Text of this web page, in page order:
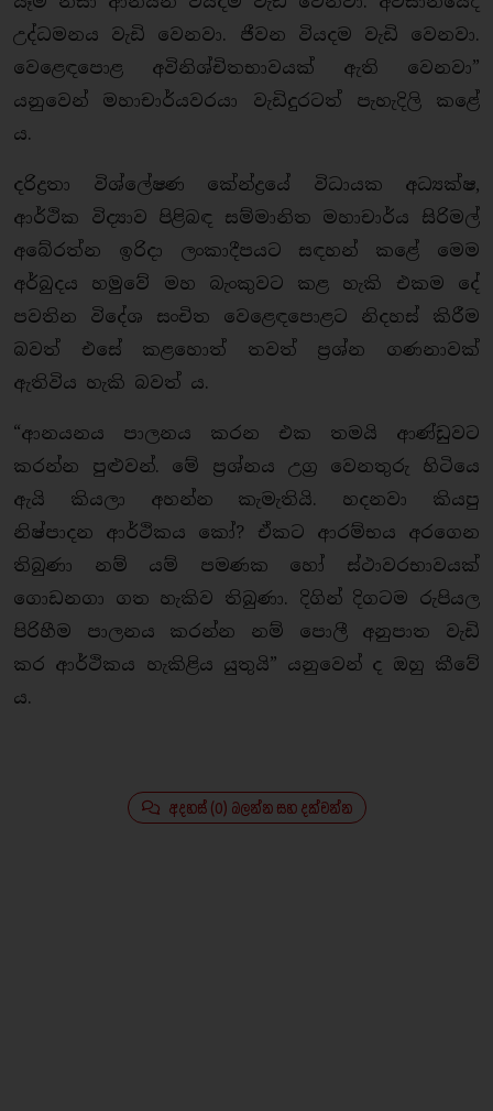
උද්ධමනය වැඩි වෙනවා. ජීවන වියදම වැඩි වෙනවා.
වෙළෙඳපොළ අවිනිශ්චිතභාවයක් ඇති වෙනවා”
යනුවෙන් මහාචාර්යවරයා වැඩිදුරටත් පැහැදිලි කළේ
ය.
දරිද්‍රතා විශ්ලේෂණ කේන්ද්‍රයේ විධායක අධ්‍යක්ෂ,
ආර්ථික විද්‍යාව පිළිබඳ සම්මානිත මහාචාර්ය සිරිමල්
අබේරත්න ඉරිදා ලංකාදීපයට සඳහන් කළේ මෙම
අර්බුදය හමුවේ මහ බැංකුවට කළ හැකි එකම දේ
පවතින විදේශ සංචිත වෙළෙඳපොළට නිදහස් කිරීම
බවත් එසේ කළහොත් තවත් ප්‍රශ්න ගණනාවක්
ඇතිවිය හැකි බවත් ය.
“ආනයනය පාලනය කරන එක තමයි ආණ්ඩුවට
කරන්න පුළුවන්. මේ ප්‍රශ්නය උග්‍ර වෙනතුරු හිටියෙ
ඇයි කියලා අහන්න කැමැතියි. හදනවා කියපු
නිෂ්පාදන ආර්ථිකය කෝ? ඒකට ආරම්භය අරගෙන
තිබුණා නම් යම් පමණක හෝ ස්ථාවරභාවයක්
ගොඩනගා ගත හැකිව තිබුණා. දිගින් දිගටම රුපියල
පිරිහීම පාලනය කරන්න නම් පොලී අනුපාත වැඩි
කර ආර්ථිකය හැකිළිය යුතුයි” යනුවෙන් ද ඔහු කීවේ
ය.
අදහස් (0) බලන්න සහ දක්වන්න